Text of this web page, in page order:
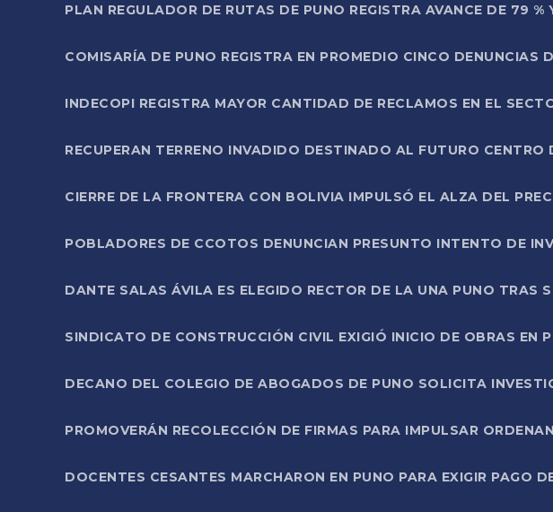
PLAN REGULADOR DE RUTAS DE PUNO REGISTRA AVANCE DE 79
COMISARÍA DE PUNO REGISTRA EN PROMEDIO CINCO DENUNCIAS
INDECOPI REGISTRA MAYOR CANTIDAD DE RECLAMOS EN EL
RECUPERAN TERRENO INVADIDO DESTINADO AL FUTURO CENTRO
CIERRE DE LA FRONTERA CON BOLIVIA IMPULSÓ EL ALZA DEL
POBLADORES DE CCOTOS DENUNCIAN PRESUNTO INTENTO DE
DANTE SALAS ÁVILA ES ELEGIDO RECTOR DE LA UNA PUNO TRAS
SINDICATO DE CONSTRUCCIÓN CIVIL EXIGIÓ INICIO DE OBRAS EN
DECANO DEL COLEGIO DE ABOGADOS DE PUNO SOLICITA
PROMOVERÁN RECOLECCIÓN DE FIRMAS PARA IMPULSAR
DOCENTES CESANTES MARCHARON EN PUNO PARA EXIGIR PAGO